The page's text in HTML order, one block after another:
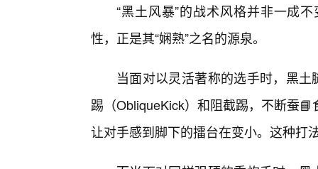
“黑土风暴”的战术风格并非一成
性，正是其“娴熟”之名的源泉。
当面对以灵活著称的选手时，黑
踢（ObliqueKick）和阻截踢，不断蚕
让对手感到脚下的擂台在变小。这种打